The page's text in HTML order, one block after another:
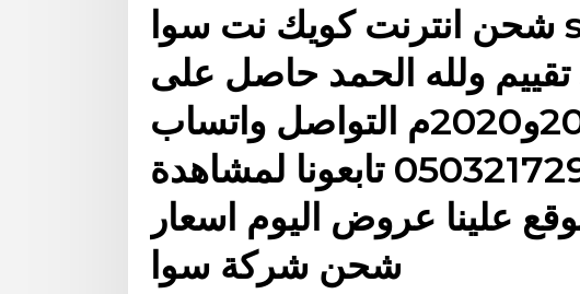
شحن انترنت كويك نت سوا stc زين موبايلي ,
وصلنا لأكثر من 500 تقييم ولله الحمد حاصل على
رتبة تاجر 2018و2019و2020م التواصل واتساب
فقط على الرقم 0503217292 تابعونا لمشاهدة
علينا عروض اليوم اسعار
شحن شركة سوا